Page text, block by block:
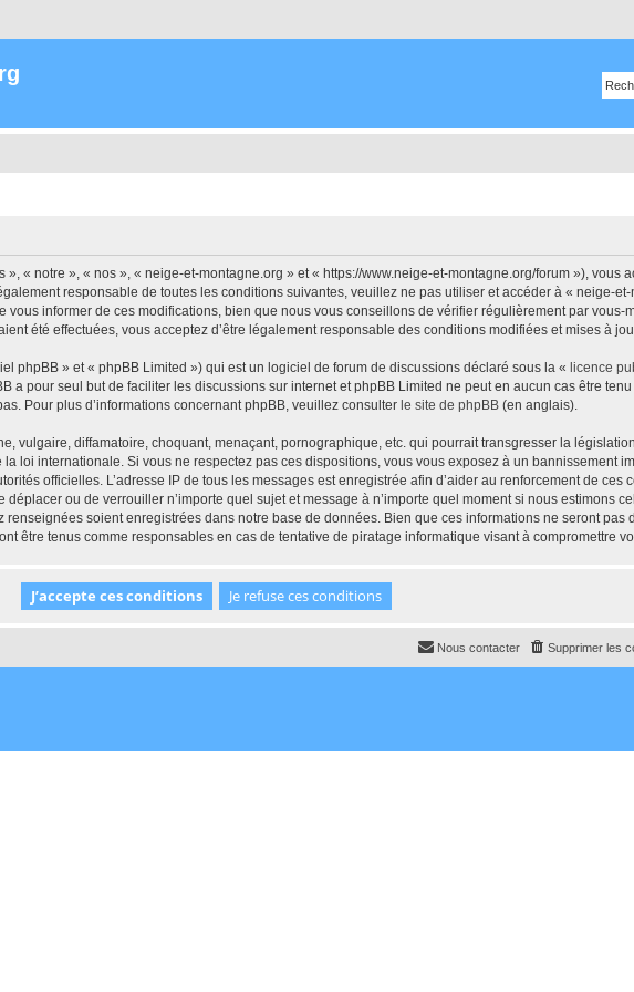
« notre », « nos », « neige-et-montagne.org » et « https://www.neige-et-montagne.org/forum »), vous
responsable de toutes les conditions suivantes, veuillez ne pas utiliser et accéder à « neige-
informer de ces modifications, bien que nous vous conseillons de vérifier régulièrement par vous-
été effectuées, vous acceptez d’être légalement responsable des conditions modifiées et mises à
phpBB » et « phpBB Limited ») qui est un logiciel de forum de discussions déclaré sous la « licence
a pour seul but de faciliter les discussions sur internet et phpBB Limited ne peut en aucun cas être
Pour plus d’informations concernant phpBB, veuillez consulter le site de phpBB (en anglais).
vulgaire, diffamatoire, choquant, menaçant, pornographique, etc. qui pourrait transgresser la
loi internationale. Si vous ne respectez pas ces dispositions, vous vous exposez à un bannissement
officielles. L’adresse IP de tous les messages est enregistrée afin d’aider au renforcement de ces
ou de verrouiller n’importe quel sujet et message à n’importe quel moment si nous estimons
soient enregistrées dans notre base de données. Bien que ces informations ne seront pas
être tenus comme responsables en cas de tentative de piratage informatique visant à compromettre
Supprimer les
Nous contacter